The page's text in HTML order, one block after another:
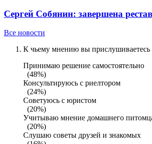
Сергей Собянин: завершена
Все новости
К чьему мнению вы прислушиваетесь
Принимаю решение самостоятельно
(48%)
Консультируюсь с риелтором
(24%)
Советуюсь с юристом
(20%)
Учитываю мнение домашнего
(20%)
Слушаю советы друзей и знакомых